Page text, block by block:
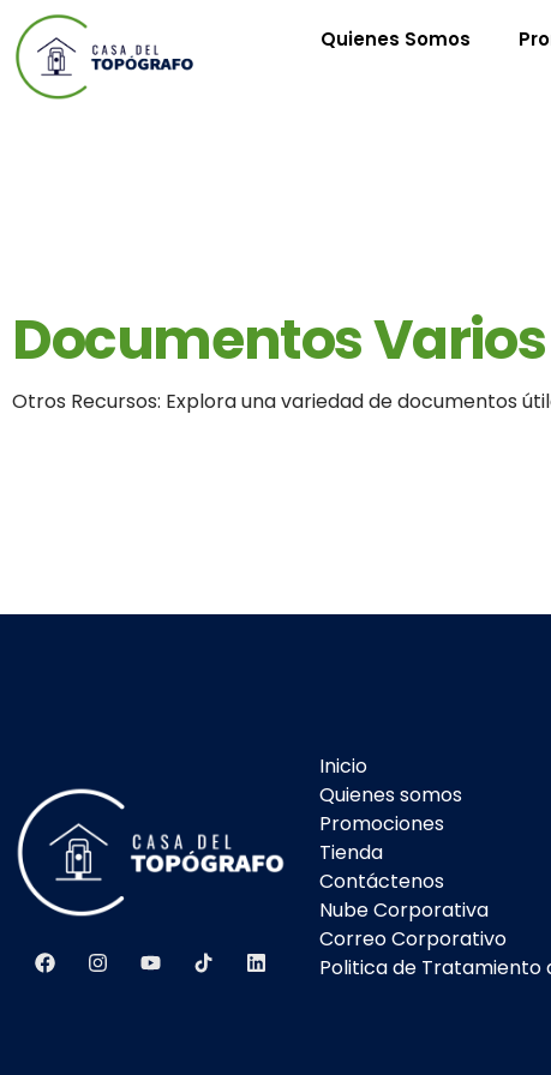
Quienes Somos
Documentos Varios
Otros Recursos: Explora una variedad de documentos
Inicio
Quienes somos
Promociones
Tienda
Contáctenos
Nube Corporativa
Correo Corporativo
Politica de Tratamiento